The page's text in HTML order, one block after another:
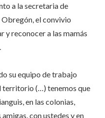
a la secretaria de
el convivio
y reconocer a las mamás
su equipo de trabajo
territorio (…) tenemos que
en las colonias,
con ustedes y en